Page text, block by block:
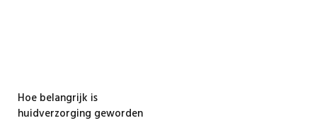
Hoe belangrijk is
huidverzorging geworden